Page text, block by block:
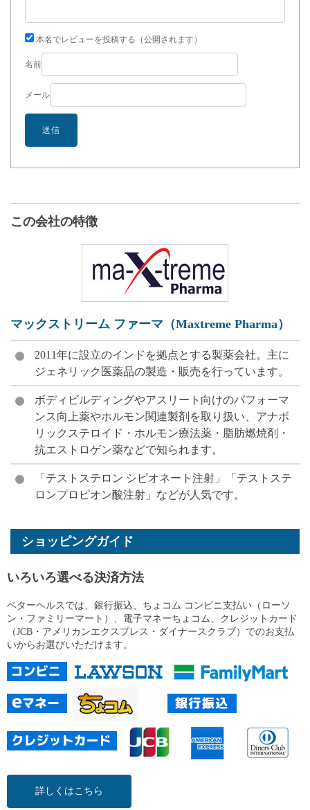
本名でレビューを投稿する（公開されます）
名前
メール
この会社の特徴
マックストリーム ファーマ（Maxtreme Pharma）
2011年に設立のインドを拠点とする製薬会社。主に
ジェネリック医薬品の製造・販売を行っています。
ボディビルディングやアスリート向けのパフォーマ
ンス向上薬やホルモン関連製剤を取り扱い、アナボ
リックステロイド・ホルモン療法薬・脂肪燃焼剤・
抗エストロゲン薬などで知られます。
「テストステロン シピオネート注射」「テストステ
ロンプロピオン酸注射」などが人気です。
ショッピングガイド
いろいろ選べる決済方法
ベターヘルスでは、銀行振込、ちょコム コンビニ支払い（ローソ
ン・ファミリーマート）、電子マネーちょコム、クレジットカード
（JCB・アメリカンエクスプレス・ダイナースクラブ）でのお支払
いからお選びいただけます。
詳しくはこちら